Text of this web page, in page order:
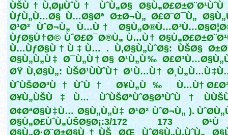
ÙŠÙ†Ù‚ØµÙˆÙ† ÙˆÙ„Ø§
ÙƒÙ„Ù…Ø§ Ù…Ø§Øª Ø±Ø¬Ù„ Ø£Ø¨Ø¯Ù„
Ø¹Ø² ÙˆØ¬Ù„ Ù…Ù†
ÙƒØ§Ù†Ø© ÙˆØ£Ø¯Ø®Ù„ Ù…Ù†
Ù…ÙƒØ§Ù†Ù‡Ù… . Ù‚Ø§Ù„ÙˆØ§: ÙŠØ§
Ø§Ù„Ù„Ù‡ Ø¯Ù„Ù†Ø§ Ø¹Ù„Ù‰
ØŸ Ù‚Ø§Ù„: ÙŠØ¹ÙÙˆÙ† Ø¹Ù…Ù†
ÙˆÙŠØ­Ø³Ù†ÙˆÙ† Ø¥Ù„Ù‰ Ù…Ù†
Ø¥Ù„ÙŠÙ‡Ù… ÙˆÙŠØªÙˆØ§Ø³ÙˆÙ†
Ø¢ØªØ§Ù‡Ù… Ø§Ù„Ù„Ù‡ Ø¹Ø² ÙˆØ¬Ù„ ).
Ø§Ù„Ø£ÙˆÙ„ÙŠØ§Ø¡:3/172 173
Ø§Ù„Ø·Ø¨Ø±Ø§Ù†ÙŠ ØŒ ÙˆØ§Ù„Ù‚ÙˆÙ„